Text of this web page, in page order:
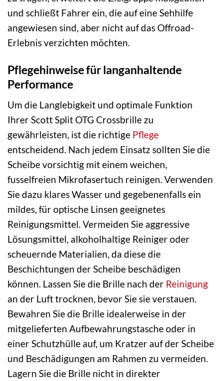
und schließt Fahrer ein, die auf eine Sehhilfe
angewiesen sind, aber nicht auf das Offroad-
Erlebnis verzichten möchten.
Pflegehinweise für langanhaltende
Performance
Um die Langlebigkeit und optimale Funktion
Ihrer Scott Split OTG Crossbrille zu
gewährleisten, ist die richtige Pflege
entscheidend. Nach jedem Einsatz sollten Sie die
Scheibe vorsichtig mit einem weichen,
fusselfreien Mikrofasertuch reinigen. Verwenden
Sie dazu klares Wasser und gegebenenfalls ein
mildes, für optische Linsen geeignetes
Reinigungsmittel. Vermeiden Sie aggressive
Lösungsmittel, alkoholhaltige Reiniger oder
scheuernde Materialien, da diese die
Beschichtungen der Scheibe beschädigen
können. Lassen Sie die Brille nach der Reinigung
an der Luft trocknen, bevor Sie sie verstauen.
Bewahren Sie die Brille idealerweise in der
mitgelieferten Aufbewahrungstasche oder in
einer Schutzhülle auf, um Kratzer auf der Scheibe
und Beschädigungen am Rahmen zu vermeiden.
Lagern Sie die Brille nicht in direkter